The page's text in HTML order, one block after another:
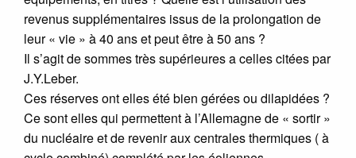
revenus supplémentaires issus de la prolongation de
leur « vie » à 40 ans et peut être à 50 ans ?
Il s’agit de sommes très supérieures a celles citées par
J.Y.Leber.
Ces réserves ont elles été bien gérées ou dilapidées ?
Ce sont elles qui permettent à l’Allemagne de « sortir »
du nucléaire et de revenir aux centrales thermiques ( à